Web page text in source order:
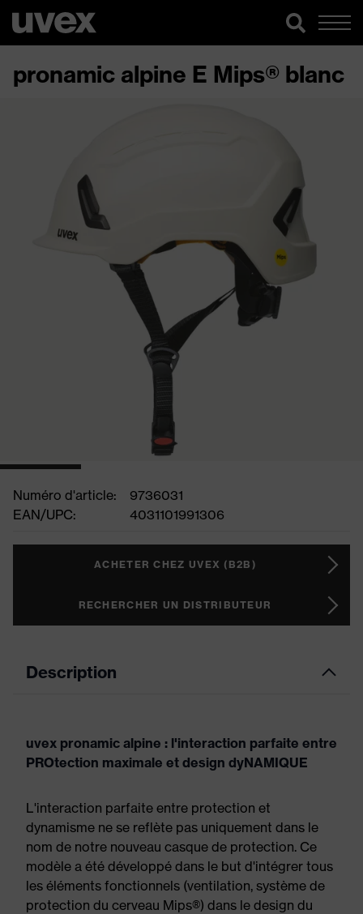
pronamic alpine E Mips® blanc
Numéro d'article:
9736031
EAN/UPC:
4031101991306
ACHETER CHEZ UVEX (B2B)
RECHERCHER UN DISTRIBUTEUR
Description
uvex pronamic alpine : l'interaction parfaite entre
PROtection maximale et design dyNAMIQUE
L'interaction parfaite entre protection et
dynamisme ne se reflète pas uniquement dans le
nom de notre nouveau casque de protection. Ce
modèle a été développé dans le but d'intégrer tous
les éléments fonctionnels (ventilation, système de
protection du cerveau Mips®) dans le design du